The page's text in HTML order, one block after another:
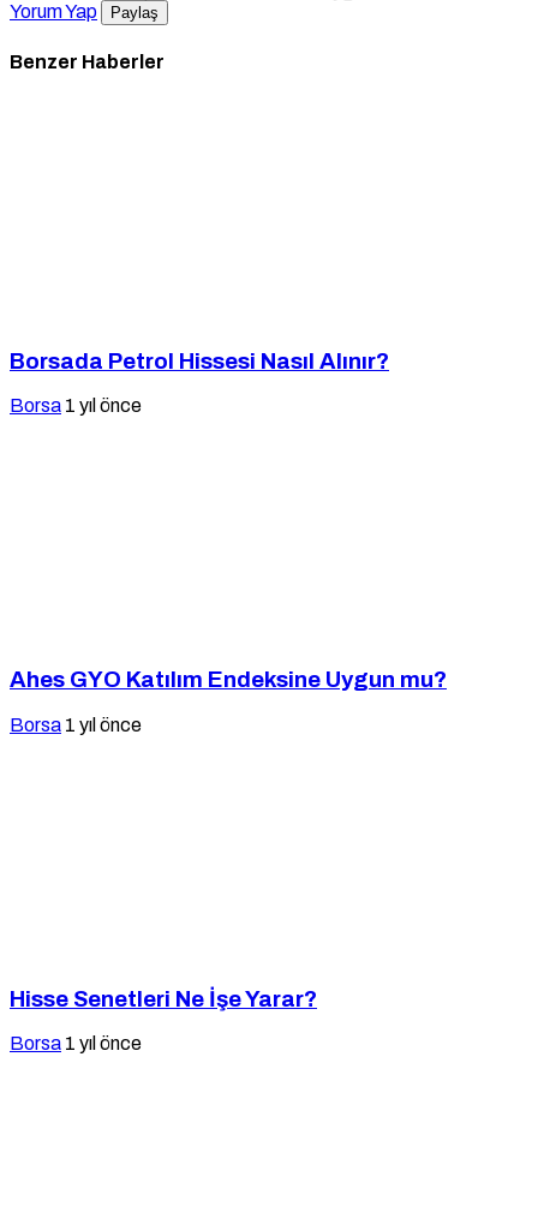
Yorum Yap
Paylaş
Benzer Haberler
Borsada Petrol Hissesi Nasıl Alınır?
Borsa 1 yıl önce
Ahes GYO Katılım Endeksine Uygun mu?
Borsa 1 yıl önce
Hisse Senetleri Ne İşe Yarar?
Borsa 1 yıl önce